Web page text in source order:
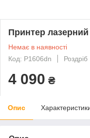
Принтер
Немає в наявності
Код: P1606dn
Роздріб
4 090 ₴
Опис